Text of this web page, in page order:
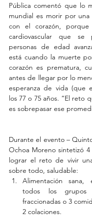
Pública comentó que lo
mundial es morir por una
con el corazón,
cardiovascular que se
personas de edad
está cuando la muerte
corazón es prematura,
antes de llegar por lo
esperanza de vida (que
los 77 o 75 años. “El reto
es sobrepasar ese
Durante el evento –
Ochoa Moreno sintetizó
lograr el reto de vivir
sobre todo, saludable:
Alimentación sana,
todos los
fraccionadas o 3
2 colaciones.